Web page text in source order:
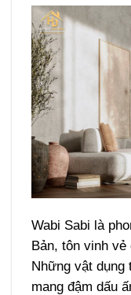
Wabi Sabi là
Bản, tôn vinh vẻ
Những vật dụng
mang đậm dấu